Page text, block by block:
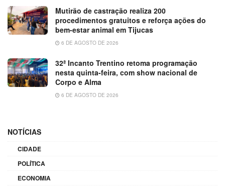
Mutirão de castração realiza 200
procedimentos gratuitos e reforça ações do
bem-estar animal em Tijucas
6 DE AGOSTO DE 2026
32ª Incanto Trentino retoma programação
nesta quinta-feira, com show nacional de
Corpo e Alma
6 DE AGOSTO DE 2026
NOTÍCIAS
CIDADE
POLÍTICA
ECONOMIA